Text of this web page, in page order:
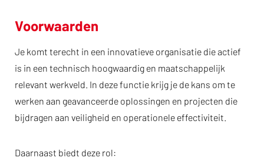
Voorwaarden
Je komt terecht in een innovatieve organisatie die actief
is in een technisch hoogwaardig en maatschappelijk
relevant werkveld. In deze functie krijg je de kans om te
werken aan geavanceerde oplossingen en projecten die
bijdragen aan veiligheid en operationele effectiviteit.
Daarnaast biedt deze rol: